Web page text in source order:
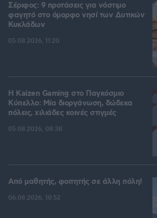
Σέριφος: 9 προτάσεις για νόστιμο
φαγητό στο όμορφο νησί των Δυτικών
Κυκλάδων
05.08.2026, 11:20
H Kaizen Gaming στο Παγκόσμιο
Kύπελλο: Μία διοργάνωση, δώδεκα
πόλεις, χιλιάδες κοινές στιγμές
05.08.2026, 08:38
Από μαθητής, φοιτητής σε άλλη πόλη!
06.08.2026, 10:52